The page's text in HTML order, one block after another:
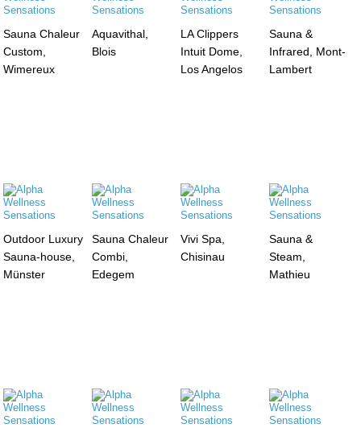
Sauna Chaleur
Custom,
Wimereux
Aquavithal,
Blois
LA Clippers
Intuit Dome,
Los Angelos
Sauna &
Infrared, Mont-
Lambert
Outdoor Luxury
Sauna-house,
Münster
Sauna Chaleur
Combi,
Edegem
Vivi Spa,
Chisinau
Sauna &
Steam,
Mathieu